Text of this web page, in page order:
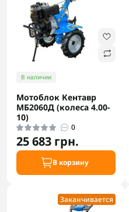
В наличии
Мотоблок Кентавр
МБ2060Д (колеса 4.00-
10)
0
25 683 грн.
В корзину
Заканчивается